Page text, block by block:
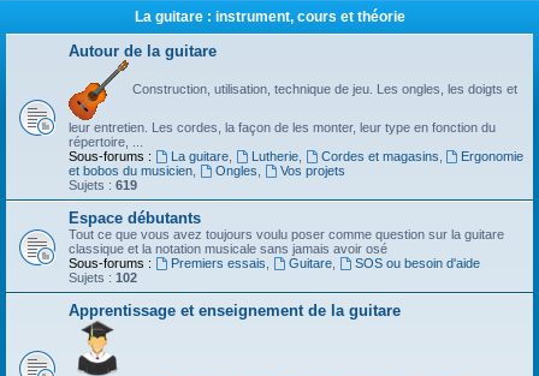
La guitare : instrument, cours et théorie
Autour de la guitare
Construction, utilisation, technique de jeu. Les ongles, les doigts et
leur entretien. Les cordes, la façon de les monter, leur type en fonction du
répertoire, ...
Sous-forums :
La guitare, Lutherie, Cordes et magasins
Ergonomie
et bobos du musicien
Ongles
Vos projets
Sujets : 619
Espace débutants
Tout ce que vous avez toujours voulu poser comme question sur la guitare
classique et la notation musicale sans jamais avoir osé
Sous-forums :
Premiers essais Guitare,
SOS ou besoin d'aide
Sujets : 102
Apprentissage et enseignement de la guitare